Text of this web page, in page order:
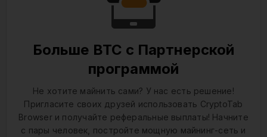
Больше BTC с Партнерской
программой
Не хотите майнить сами? У нас есть решение!
Пригласите своих друзей использовать CryptoTab
Browser и получайте реферальные выплаты! Начните
с пары человек, постройте мощную майнинг-сеть и